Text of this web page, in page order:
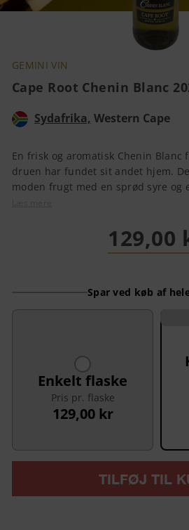
GEMINI VIN
Cape Root Chenin Blanc
Sydafrika, Western Cape
En frisk og aromatisk Chenin Blanc
druen har fundet sit andet hjem.
moden frugt med en sprød syre og
129,00
Spar ved køb af
Enkelt flaske
Pris pr. flaske
129,00 kr
TILFØJ TIL